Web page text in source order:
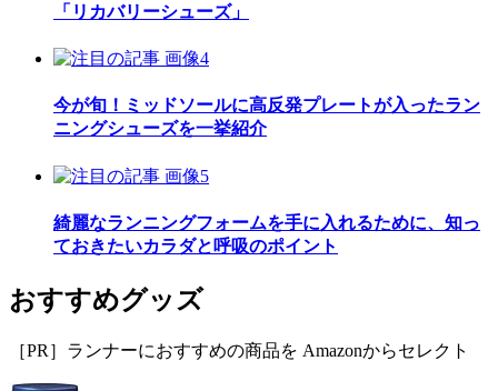
「リカバリーシューズ」
今が旬！ミッドソールに高反発プレートが入ったラン
ニングシューズを一挙紹介
綺麗なランニングフォームを手に入れるために、知っ
ておきたいカラダと呼吸のポイント
おすすめグッズ
［PR］ランナーにおすすめの商品を Amazonからセレクト